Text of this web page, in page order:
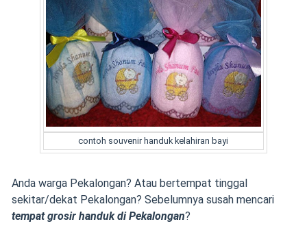
contoh souvenir handuk kelahiran bayi
Anda warga Pekalongan? Atau bertempat tinggal
sekitar/dekat Pekalongan? Sebelumnya susah mencari
tempat grosir handuk di Pekalongan?